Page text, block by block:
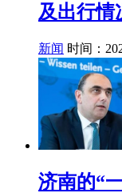
及出行情
新闻 时间：
济南的“